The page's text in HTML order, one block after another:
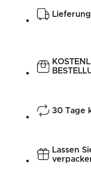
30 Tage
Lassen